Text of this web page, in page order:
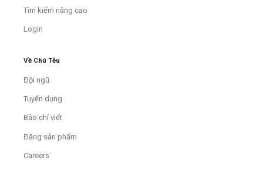
Tìm kiếm nâng cao
Login
Về Chú Tễu
Đội ngũ
Tuyển dụng
Báo chí viết
Đăng sản phẩm
Careers